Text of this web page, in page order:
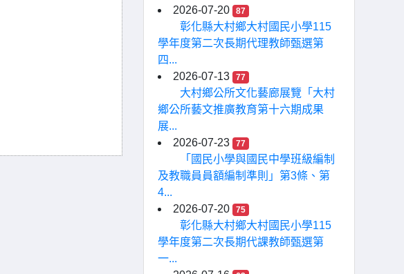
2026-07-20
87
彰化縣大村鄉大村國民小學115
學年度第二次長期代理教師甄選第
四...
2026-07-13
77
大村鄉公所文化藝廊展覽「大村
鄉公所藝文推廣教育第十六期成果
展...
2026-07-23
77
「國民小學與國民中學班級編制
及教職員員額編制準則」第3條、第
4...
2026-07-20
75
彰化縣大村鄉大村國民小學115
學年度第二次長期代課教師甄選第
一...